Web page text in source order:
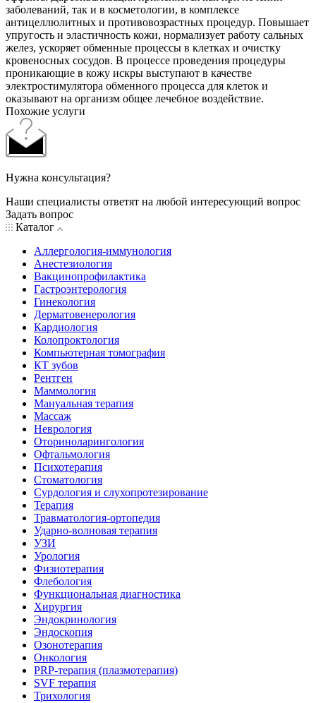
заболеваний, так и в косметологии, в комплексе
антицеллюлитных и противовозрастных процедур. Повышает
упругость и эластичность кожи, нормализует работу сальных
желез, ускоряет обменные процессы в клетках и очистку
кровеносных сосудов. В процессе проведения процедуры
проникающие в кожу искры выступают в качестве
электростимулятора обменного процесса для клеток и
оказывают на организм общее лечебное воздействие.
Похожие услуги
Нужна консультация?
Наши специалисты ответят на любой интересующий вопрос
Задать вопрос
Каталог
Аллергология-иммунология
Анестезиология
Вакцинопрофилактика
Гастроэнтерология
Гинекология
Дерматовенерология
Кардиология
Колопроктология
Компьютерная томография
КТ зубов
Рентген
Маммология
Мануальная терапия
Массаж
Неврология
Оториноларингология
Офтальмология
Психотерапия
Стоматология
Сурдология и слухопротезирование
Терапия
Травматология-ортопедия
Ударно-волновая терапия
УЗИ
Урология
Физиотерапия
Флебология
Функциональная диагностика
Хирургия
Эндокринология
Эндоскопия
Озонотерапия
Онкология
PRP-терапия (плазмотерапия)
SVF терапия
Трихология